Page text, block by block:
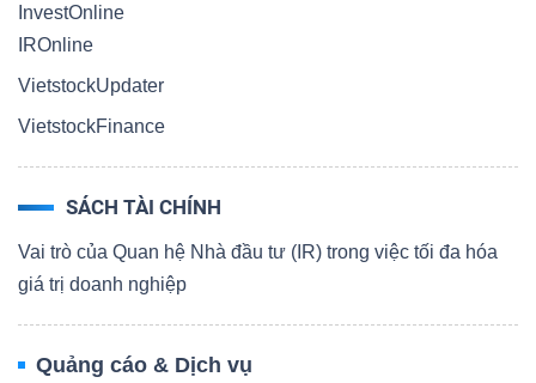
InvestOnline
IROnline
VietstockUpdater
VietstockFinance
SÁCH TÀI CHÍNH
Vai trò của Quan hệ Nhà đầu tư (IR) trong việc tối đa hóa
giá trị doanh nghiệp
Quảng cáo & Dịch vụ